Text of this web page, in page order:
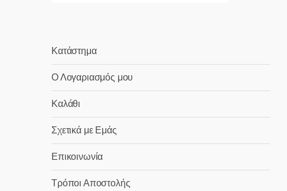
Κατάστημα
Ο Λογαριασμός μου
Καλάθι
Σχετικά με Εμάς
Επικοινωνία
Τρόποι Αποστολής